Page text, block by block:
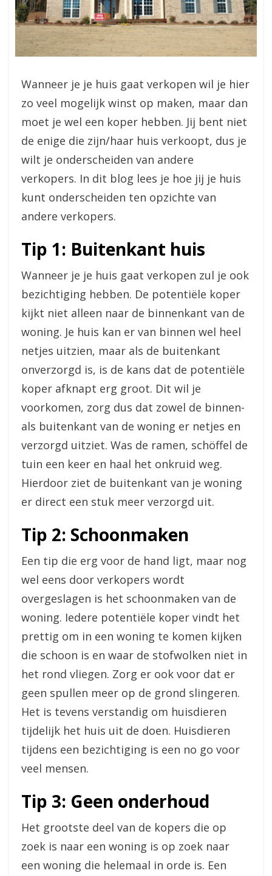
Wanneer je je huis gaat verkopen wil je hier
zo veel mogelijk winst op maken, maar dan
moet je wel een koper hebben. Jij bent niet
de enige die zijn/haar huis verkoopt, dus je
wilt je onderscheiden van andere
verkopers. In dit blog lees je hoe jij je huis
kunt onderscheiden ten opzichte van
andere verkopers.
Tip 1: Buitenkant huis
Wanneer je je huis gaat verkopen zul je ook
bezichtiging hebben. De potentiële koper
kijkt niet alleen naar de binnenkant van de
woning. Je huis kan er van binnen wel heel
netjes uitzien, maar als de buitenkant
onverzorgd is, is de kans dat de potentiële
koper afknapt erg groot. Dit wil je
voorkomen, zorg dus dat zowel de binnen-
als buitenkant van de woning er netjes en
verzorgd uitziet. Was de ramen, schöffel de
tuin een keer en haal het onkruid weg.
Hierdoor ziet de buitenkant van je woning
er direct een stuk meer verzorgd uit.
Tip 2: Schoonmaken
Een tip die erg voor de hand ligt, maar nog
wel eens door verkopers wordt
overgeslagen is het schoonmaken van de
woning. Iedere potentiële koper vindt het
prettig om in een woning te komen kijken
die schoon is en waar de stofwolken niet in
het rond vliegen. Zorg er ook voor dat er
geen spullen meer op de grond slingeren.
Het is tevens verstandig om huisdieren
tijdelijk het huis uit de doen. Huisdieren
tijdens een bezichtiging is een no go voor
veel mensen.
Tip 3: Geen onderhoud
Het grootste deel van de kopers die op
zoek is naar een woning is op zoek naar
een woning die helemaal in orde is. Een